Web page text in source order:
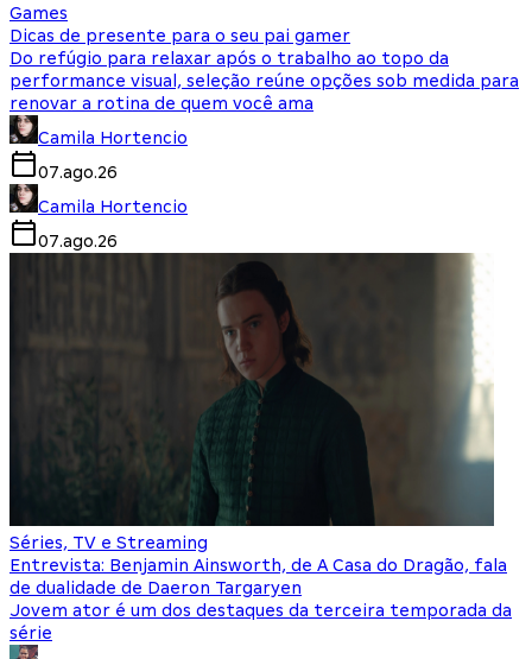
Games
Dicas de presente para o seu pai gamer
Do refúgio para relaxar após o trabalho ao topo da
performance visual, seleção reúne opções sob medida para
renovar a rotina de quem você ama
Camila Hortencio
07.ago.26
Camila Hortencio
07.ago.26
Séries, TV e Streaming
Entrevista: Benjamin Ainsworth, de A Casa do Dragão, fala
de dualidade de Daeron Targaryen
Jovem ator é um dos destaques da terceira temporada da
série